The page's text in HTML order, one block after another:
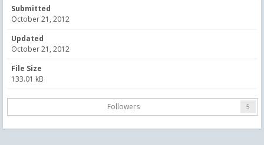
Submitted
October 21, 2012
Updated
October 21, 2012
File Size
133.01 kB
Followers 5